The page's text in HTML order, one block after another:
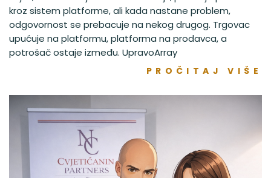
kroz sistem platforme, ali kada nastane problem,
odgovornost se prebacuje na nekog drugog. Trgovac
upućuje na platformu, platforma na prodavca, a
potrošač ostaje između. UpravoArray
PROČITAJ VIŠE